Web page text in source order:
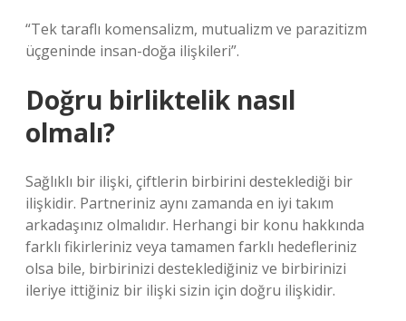
“Tek taraflı komensalizm, mutualizm ve parazitizm
üçgeninde insan-doğa ilişkileri”.
Doğru birliktelik nasıl
olmalı?
Sağlıklı bir ilişki, çiftlerin birbirini desteklediği bir
ilişkidir. Partneriniz aynı zamanda en iyi takım
arkadaşınız olmalıdır. Herhangi bir konu hakkında
farklı fikirleriniz veya tamamen farklı hedefleriniz
olsa bile, birbirinizi desteklediğiniz ve birbirinizi
ileriye ittiğiniz bir ilişki sizin için doğru ilişkidir.